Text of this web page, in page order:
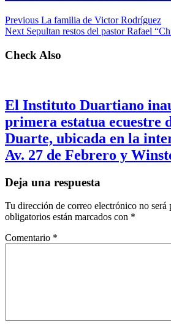
Previous La familia de Victor Rodríguez
Next Sepultan restos del pastor Rafael
Check Also
El Instituto Duartiano
primera estatua ecuestre
Duarte, ubicada en la
Av. 27 de Febrero y
Deja una respuesta
Tu dirección de correo electrónico no será
obligatorios están marcados con *
Comentario *